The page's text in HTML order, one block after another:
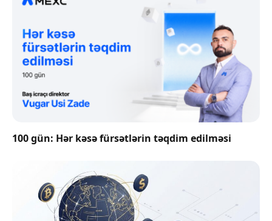
100 gün: Hər kəsə fürsətlərin təqdim edilməsi